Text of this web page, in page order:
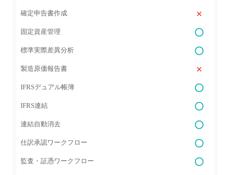
確定申告書作成
固定資産管理
標準実際差異分析
製造原価報告書
IFRSデュアル帳簿
IFRS連結
連結自動消去
仕訳承認ワークフロー
監査・証憑ワークフロー